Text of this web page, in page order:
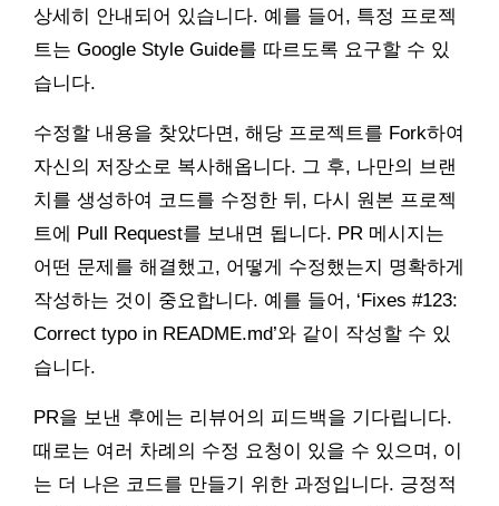
상세히 안내되어 있습니다. 예를 들어, 특정 프로젝
트는 Google Style Guide를 따르도록 요구할 수 있
습니다.
수정할 내용을 찾았다면, 해당 프로젝트를 Fork하여
자신의 저장소로 복사해옵니다. 그 후, 나만의 브랜
치를 생성하여 코드를 수정한 뒤, 다시 원본 프로젝
트에 Pull Request를 보내면 됩니다. PR 메시지는
어떤 문제를 해결했고, 어떻게 수정했는지 명확하게
작성하는 것이 중요합니다. 예를 들어, ‘Fixes #123:
Correct typo in README.md’와 같이 작성할 수 있
습니다.
PR을 보낸 후에는 리뷰어의 피드백을 기다립니다.
때로는 여러 차례의 수정 요청이 있을 수 있으며, 이
는 더 나은 코드를 만들기 위한 과정입니다. 긍정적